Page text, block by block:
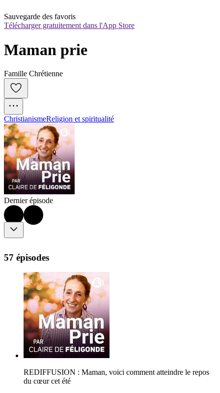
Sauvegarde des favoris
Télécharger gratuitement dans l'App Store
Maman prie
Famille Chrétienne
ChristianismeReligion et spiritualité
Dernier épisode
57 épisodes
REDIFFUSION : Maman, voici comment atteindre le repos
du cœur cet été